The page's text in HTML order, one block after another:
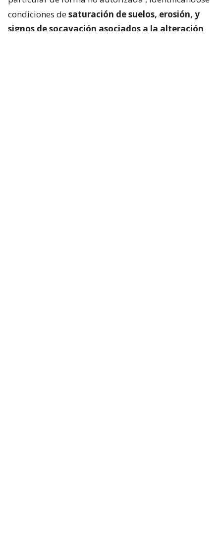
condiciones desaturación de suelos, erosión, y
signos de socavación asociados a la alteración